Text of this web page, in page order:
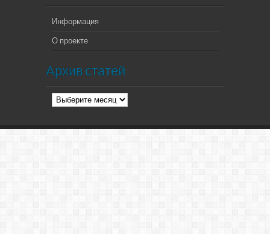
Информация
О проекте
Архив статей
Архив
статей